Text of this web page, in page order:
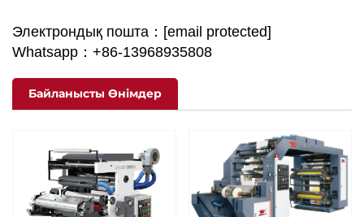
Электрондық пошта： [email protected]
Whatsapp：+86-13968935808
Байланысты Өнімдер